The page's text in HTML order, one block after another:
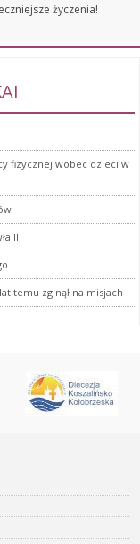
życzenia!
fizycznej wobec dzieci w
II
temu zginął na misjach